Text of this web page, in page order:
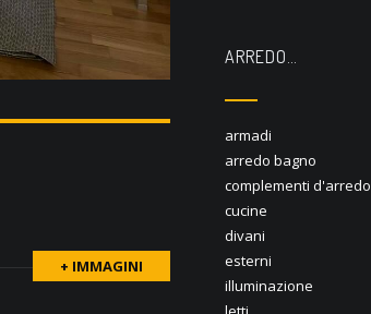
+ IMMAGINI
ARREDO…
armadi
arredo bagno
complementi d'arredo
cucine
divani
esterni
illuminazione